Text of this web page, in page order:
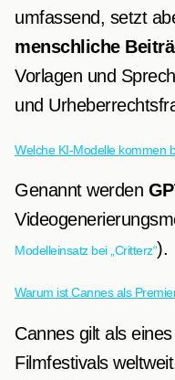
umfassend, setzt
menschliche
Vorlagen und
und
Welche KI-Modelle kommen
Genannt werden
Modelleinsatz bei „Critterz“).
Warum ist Cannes als
Cannes gilt als
Filmfestivals